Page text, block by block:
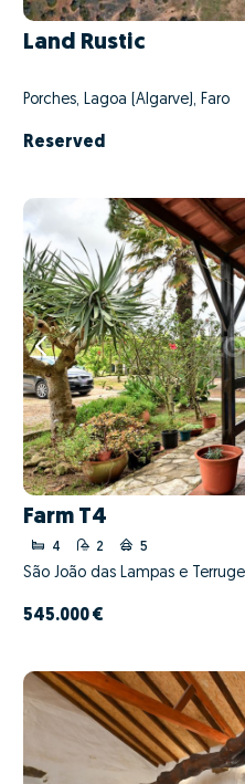
Land Rustic
Porches, Lagoa (Algarve), Faro
Reserved
Farm T4
4 2 5
São João das Lampas e
545.000 €